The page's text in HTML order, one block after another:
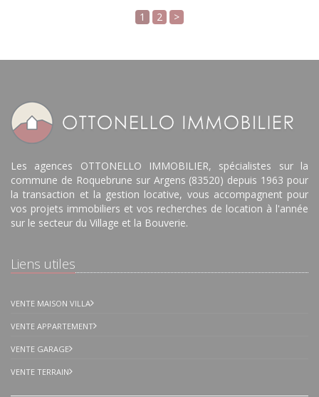
1 2 >
Les agences OTTONELLO IMMOBILIER, spécialistes sur la
commune de Roquebrune sur Argens (83520) depuis 1963 pour
la transaction et la gestion locative, vous accompagnent pour
vos projets immobiliers et vos recherches de location à l'année
sur le secteur du Village et la Bouverie.
Liens utiles
VENTE MAISON VILLA
VENTE APPARTEMENT
VENTE GARAGE
VENTE TERRAIN